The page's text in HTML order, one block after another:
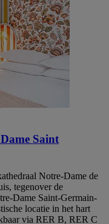
Saint
Notre-Dame de
tegenover de
Dame Saint-Germain-
locatie in het hart
via RER B, RER C